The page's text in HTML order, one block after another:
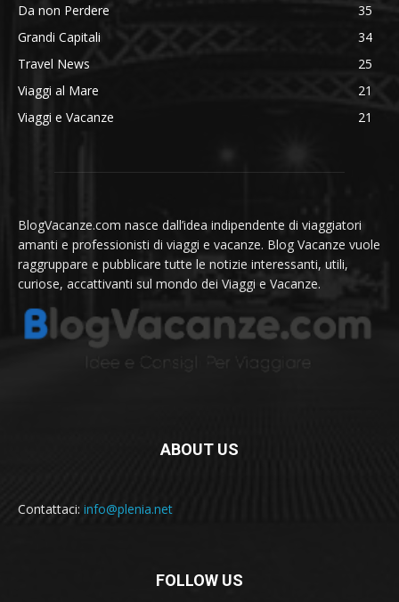
Da non Perdere
35
Grandi Capitali
34
Travel News
25
Viaggi al Mare
21
Viaggi e Vacanze
21
BlogVacanze.com nasce dall’idea indipendente di viaggiatori
amanti e professionisti di viaggi e vacanze. Blog Vacanze vuole
raggruppare e pubblicare tutte le notizie interessanti, utili,
curiose, accattivanti sul mondo dei Viaggi e Vacanze.
ABOUT US
Contattaci: info@plenia.net
FOLLOW US